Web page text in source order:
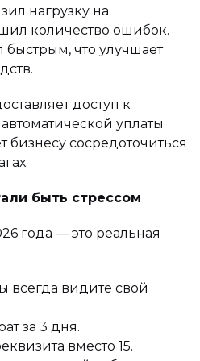
нагрузку на
количество ошибок.
быстрым, что улучшает
доступ к
уплаты
бизнесу сосредоточиться
быть стрессом
года — это реальная
всегда видите свой
за 3 дня.
вместо 15.